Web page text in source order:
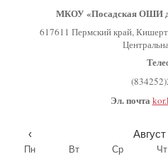
МКОУ «Посадская ОШИ
617611 Пермский край,
Эл. почта
‹
Пн Вт Ср Чт